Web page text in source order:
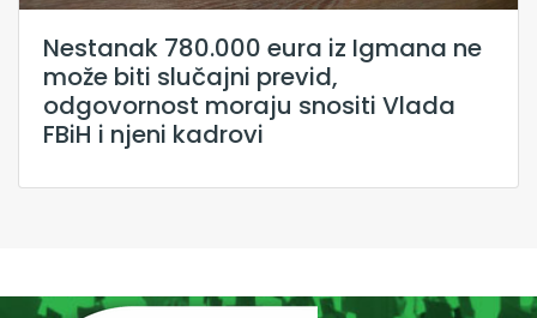
Nestanak 780.000 eura iz Igmana ne
može biti slučajni previd,
odgovornost moraju snositi Vlada
FBiH i njeni kadrovi